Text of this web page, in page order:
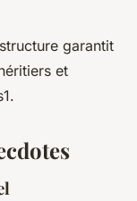
garantit
et